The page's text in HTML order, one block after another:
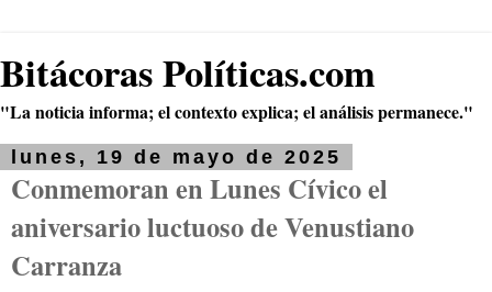
Bitácoras Políticas.com
"La noticia informa; el contexto explica; el análisis permanece."
lunes, 19 de mayo de 2025
Conmemoran en Lunes Cívico el
aniversario luctuoso de Venustiano
Carranza